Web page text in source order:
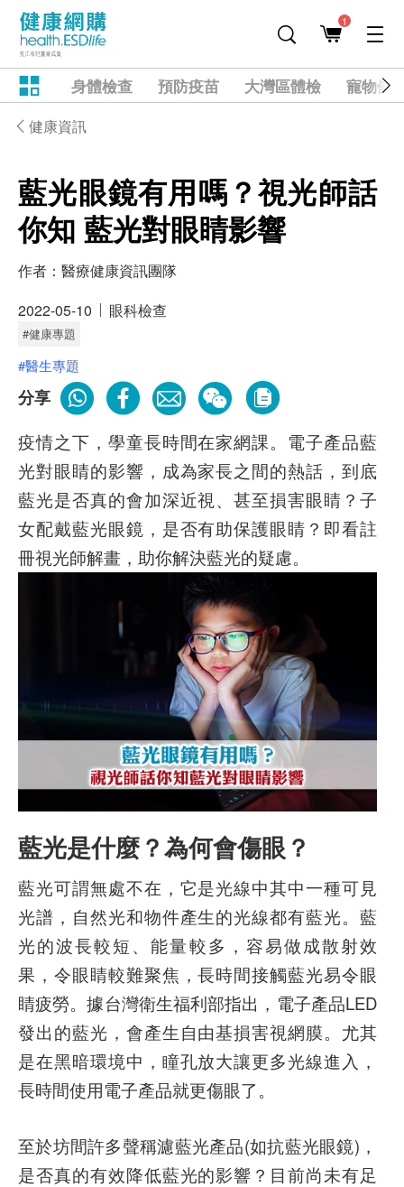
1
身體檢查 預防疫苗 大灣區體檢 寵物健
健康資訊
藍光眼鏡有用嗎？視光師話
你知 藍光對眼睛影響
作者： 醫療健康資訊團隊
2022-05-10
眼科檢查
#健康專題
#醫生專題
分享
疫情之下，學童長時間在家網課。電子產品藍
光對眼睛的影響，成為家長之間的熱話，到底
藍光是否真的會加深近視、甚至損害眼睛？子
女配戴藍光眼鏡，是否有助保護眼睛？即看註
冊視光師解畫，助你解決藍光的疑慮。
藍光是什麼？為何會傷眼？
藍光可謂無處不在，它是光線中其中一種可見
光譜，自然光和物件產生的光線都有藍光。藍
光的波長較短、能量較多，容易做成散射效
果，令眼睛較難聚焦，長時間接觸藍光易令眼
睛疲勞。據台灣衛生福利部指出，電子產品LED
發出的藍光，會產生自由基損害視網膜。尤其
是在黑暗環境中，瞳孔放大讓更多光線進入，
長時間使用電子產品就更傷眼了。
至於坊間許多聲稱濾藍光產品(如抗藍光眼鏡)，
是否真的有效降低藍光的影響？目前尚未有足